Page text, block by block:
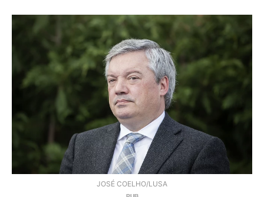
JOSÉ COELHO/LUSA